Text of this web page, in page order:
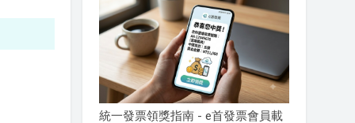
統一發票領獎指南 - e首發票會員載